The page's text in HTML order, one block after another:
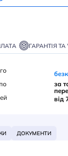
ГАРАНТІЯ
за
від
ДОКУМЕНТИ